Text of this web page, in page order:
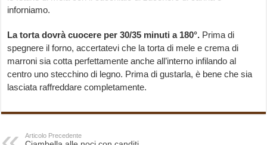
inforniamo.
La torta dovrà cuocere per 30/35 minuti a 180°. Prima di
spegnere il forno, accertatevi che la torta di mele e crema di
marroni sia cotta perfettamente anche all’interno infilando al
centro uno stecchino di legno. Prima di gustarla, è bene che sia
lasciata raffreddare completamente.
Articolo Precedente